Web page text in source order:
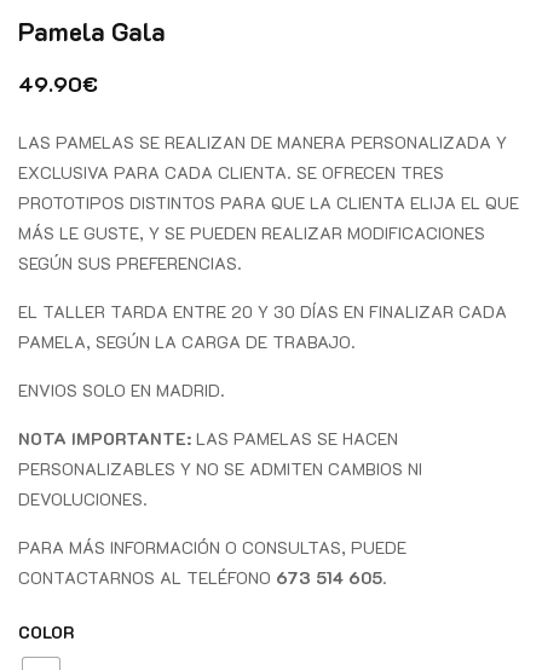
Pamela Gala
49.90€
LAS PAMELAS SE REALIZAN DE MANERA PERSONALIZADA Y
EXCLUSIVA PARA CADA CLIENTA. SE OFRECEN TRES
PROTOTIPOS DISTINTOS PARA QUE LA CLIENTA ELIJA EL QUE
MÁS LE GUSTE, Y SE PUEDEN REALIZAR MODIFICACIONES
SEGÚN SUS PREFERENCIAS.
EL TALLER TARDA ENTRE 20 Y 30 DÍAS EN FINALIZAR CADA
PAMELA, SEGÚN LA CARGA DE TRABAJO.
ENVIOS SOLO EN MADRID.
NOTA IMPORTANTE: LAS PAMELAS SE HACEN
PERSONALIZABLES Y NO SE ADMITEN CAMBIOS NI
DEVOLUCIONES.
PARA MÁS INFORMACIÓN O CONSULTAS, PUEDE
CONTACTARNOS AL TELÉFONO 673 514 605.
COLOR